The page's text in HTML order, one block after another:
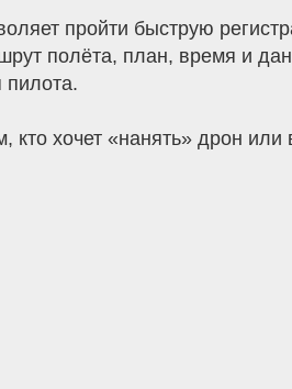
пройти быструю
полёта, план, время и
пилота.
кто хочет «нанять» дрон или